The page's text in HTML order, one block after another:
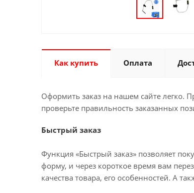
Как купить Оплата
Оформить заказ на нашем сайте легко.
проверьте правильность заказанных
Быстрый заказ
Функция «Быстрый заказ» позволяет
форму, и через короткое время вам
качества товара, его особенностей. А